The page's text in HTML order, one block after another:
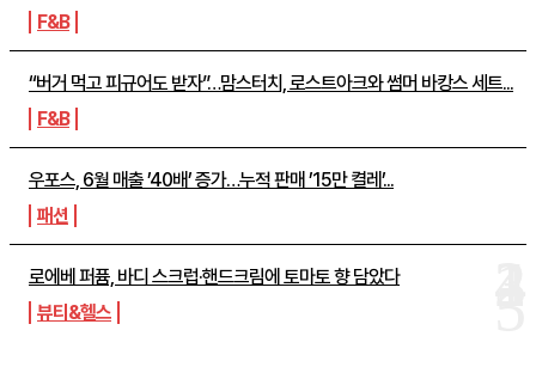
F&B
“버거 먹고 피규어도 받자”…맘스터치, 로스트아크와 썸머 바캉스 세트...
F&B
우포스, 6월 매출 ’40배’ 증가…누적 판매 ’15만 켤레’...
패션
로에베 퍼퓸, 바디 스크럽·핸드크림에 토마토 향 담았다
뷰티&헬스